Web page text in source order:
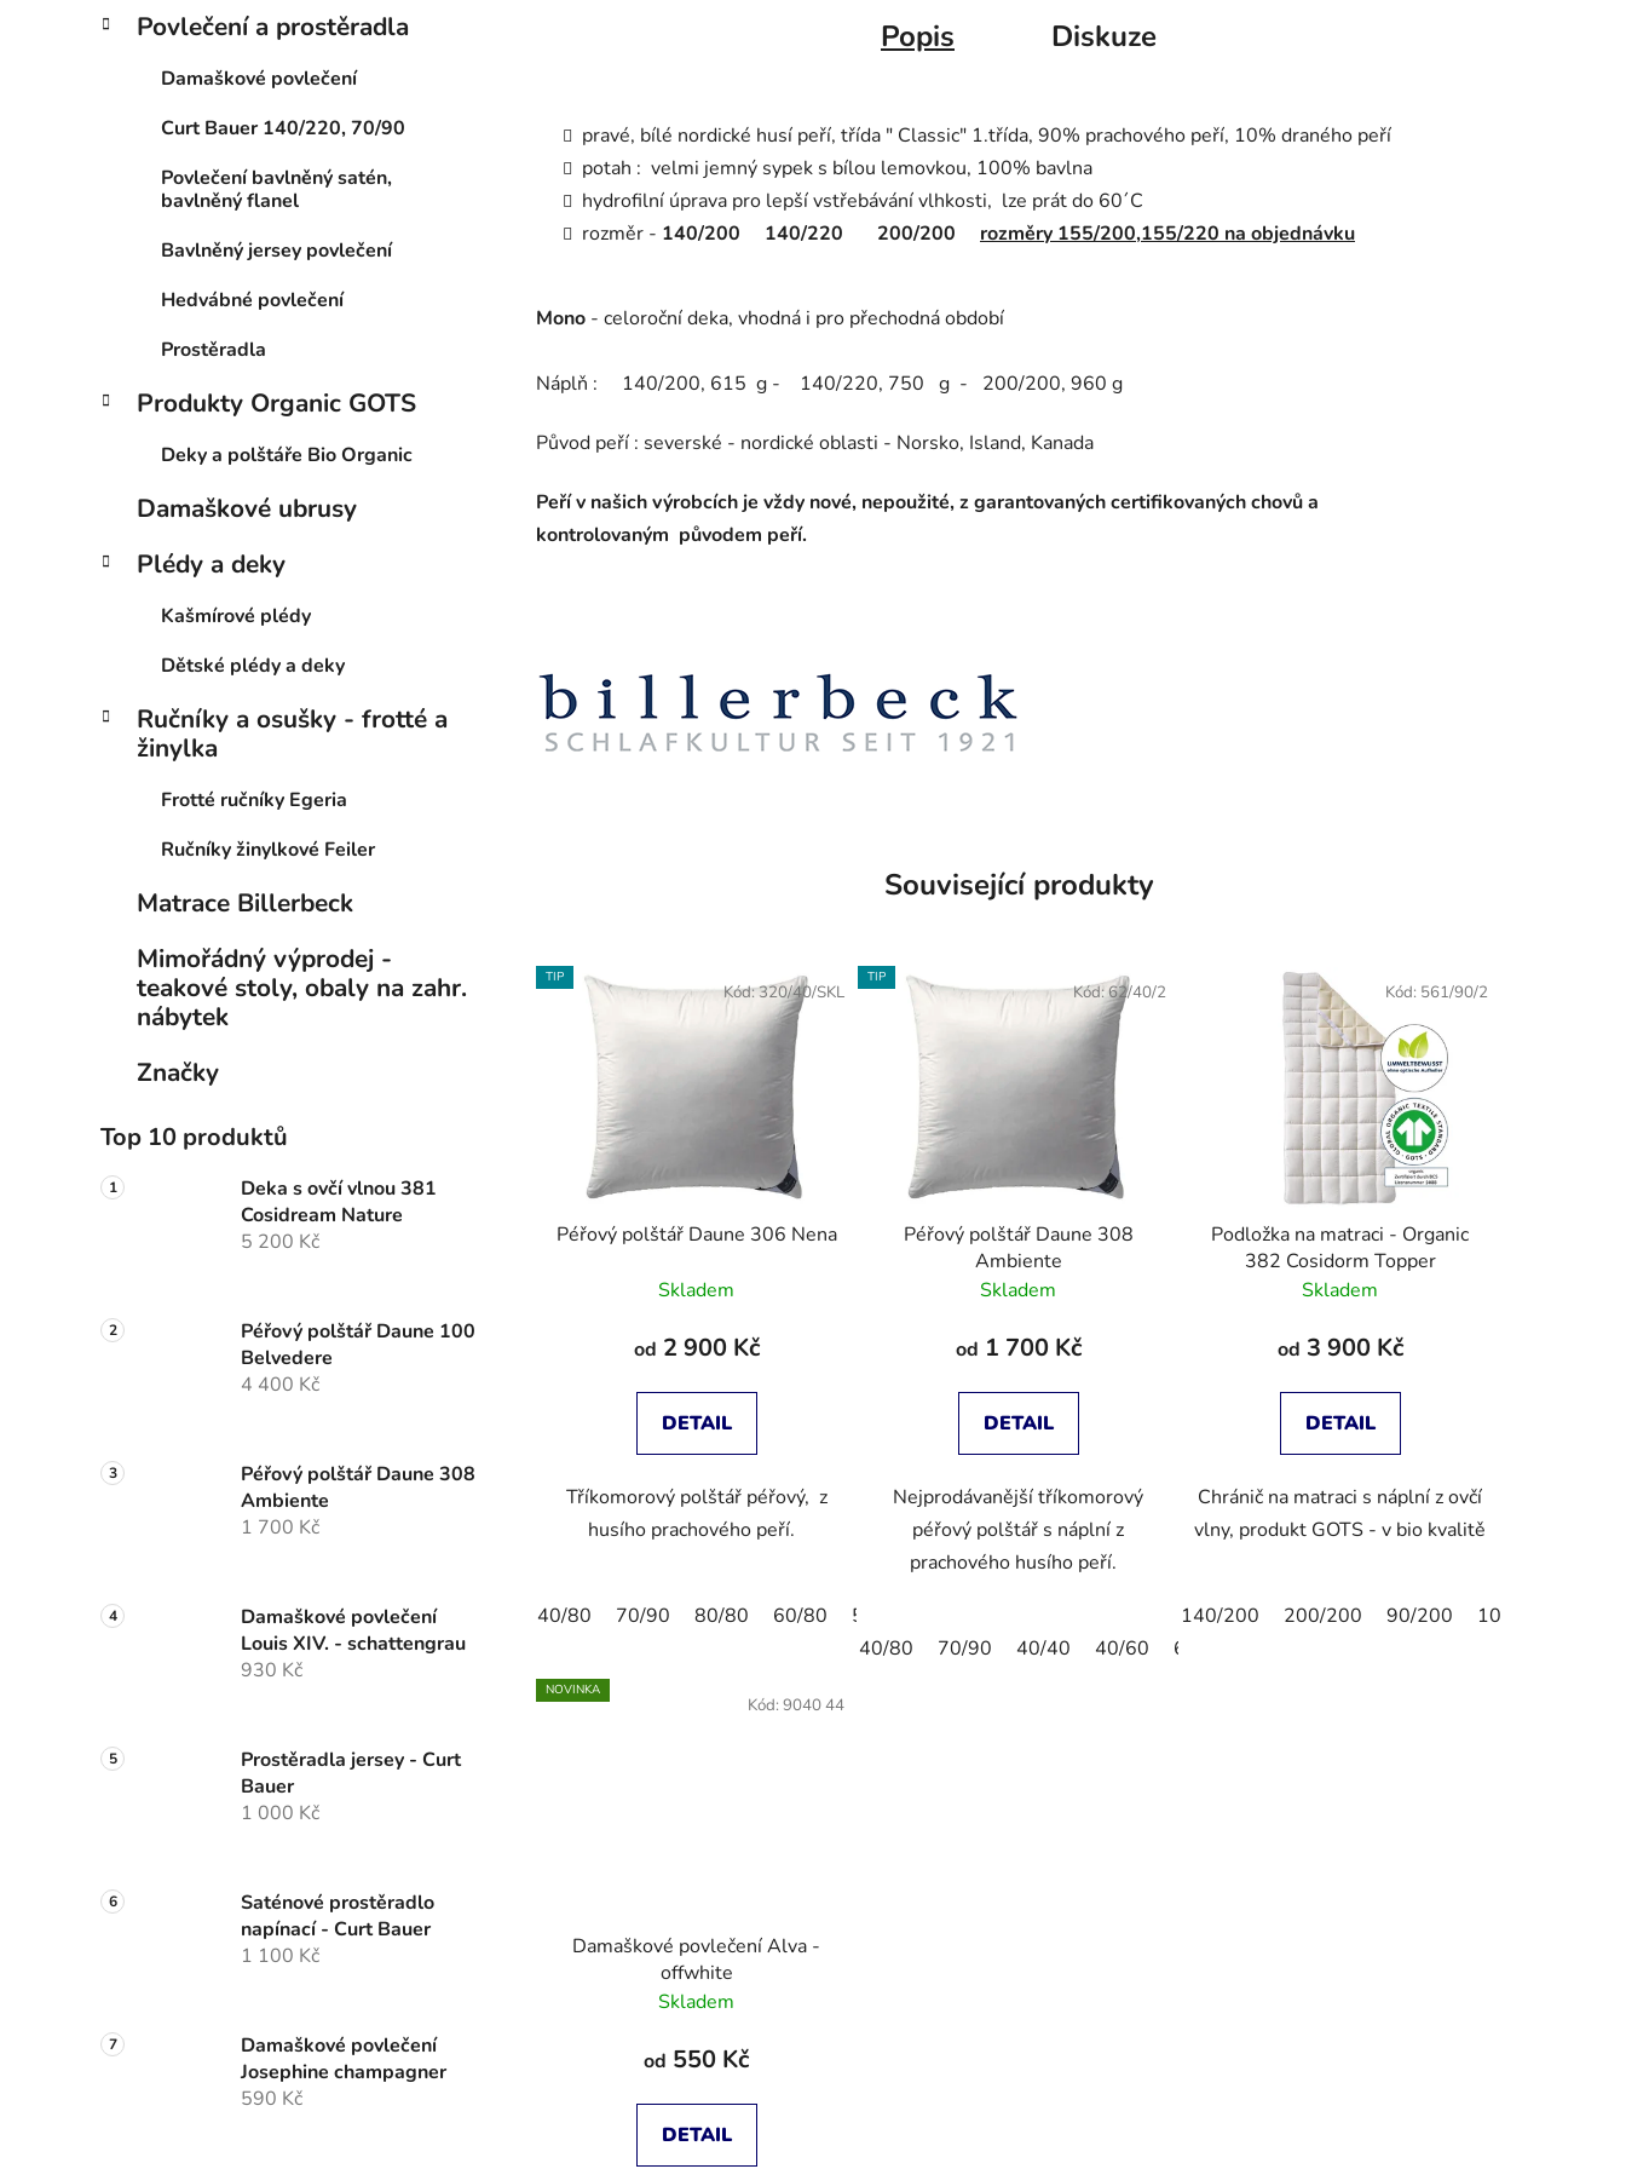
Povlečení a prostěradla
Damaškové povlečení
Curt Bauer 140/220, 70/90
Povlečení bavlněný satén,
bavlněný flanel
Bavlněný jersey povlečení
Hedvábné povlečení
Prostěradla
Produkty Organic GOTS
Deky a polštáře Bio Organic
Damaškové ubrusy
Plédy a deky
Kašmírové plédy
Dětské plédy a deky
Ručníky a osušky - frotté a
žinylka
Frotté ručníky Egeria
Ručníky žinylkové Feiler
Matrace Billerbeck
Mimořádný výprodej -
teakové stoly, obaly na zahr.
nábytek
Značky
Top 10 produktů
Deka s ovčí vlnou 381
Cosidream Nature
5 200 Kč
Péřový polštář Daune 100
Belvedere
4 400 Kč
Péřový polštář Daune 308
Ambiente
1 700 Kč
Damaškové povlečení
Louis XIV. - schattengrau
930 Kč
Prostěradla jersey - Curt
Bauer
1 000 Kč
Saténové prostěradlo
napínací - Curt Bauer
1 100 Kč
Damaškové povlečení
Josephine champagner
590 Kč
Popis Diskuze
pravé, bílé nordické husí peří, třída " Classic" 1.třída, 90% prachového peří, 10% draného peří
potah : velmi jemný sypek s bílou lemovkou, 100% bavlna
hydrofilní úprava pro lepší vstřebávání vlhkosti, lze prát do 60´C
rozměr - 140/200 140/220 200/200 rozměry 155/200,155/220 na objednávku
Mono - celoroční deka, vhodná i pro přechodná období
Náplň : 140/200, 615 g - 140/220, 750 g - 200/200, 960 g
Původ peří : severské - nordické oblasti - Norsko, Island, Kanada
Peří v našich výrobcích je vždy nové, nepoužité, z garantovaných certifikovaných chovů a
kontrolovaným původem peří.
Související produkty
TIP
Péřový polštář Daune 306 Nena
Skladem
od 2 900 Kč
DETAIL
Tříkomorový polštář péřový, z
husího prachového peří.
40/80 70/90 80/80 60/80 50/70
Kód:320/40/SKL
TIP
Péřový polštář Daune 308
Ambiente
Skladem
od 1 700 Kč
DETAIL
Nejprodávanější tříkomorový
péřový polštář s náplní z
prachového husího peří.
40/80 70/90 40/40 40/60 60/80
Kód:62/40/2
Podložka na matraci - Organic
382 Cosidorm Topper
Skladem
od 3 900 Kč
DETAIL
Chránič na matraci s náplní z ovčí
vlny, produkt GOTS - v bio kvalitě
140/200 200/200 90/200 100/200
Kód: 561/90/2
NOVINKA
Damaškové povlečení Alva -
offwhite
Skladem
od 550 Kč
DETAIL
Kód: 9040 44